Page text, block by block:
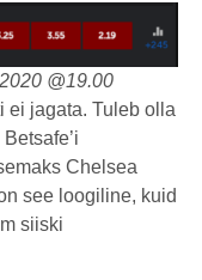
@19.00
ei jagata. Tuleb olla
Chelsea
see loogiline, kuid
siiski